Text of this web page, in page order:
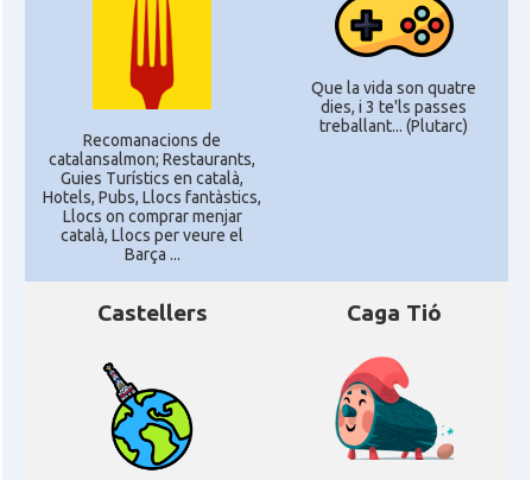
Recomanacions de
catalansalmon; Restaurants,
Guies Turístics en català,
Hotels, Pubs, Llocs fantàstics,
Llocs on comprar menjar
català, Llocs per veure el
Barça ...
Que la vida son quatre
dies, i 3 te'ls passes
treballant... (Plutarc)
Castellers Caga Tió